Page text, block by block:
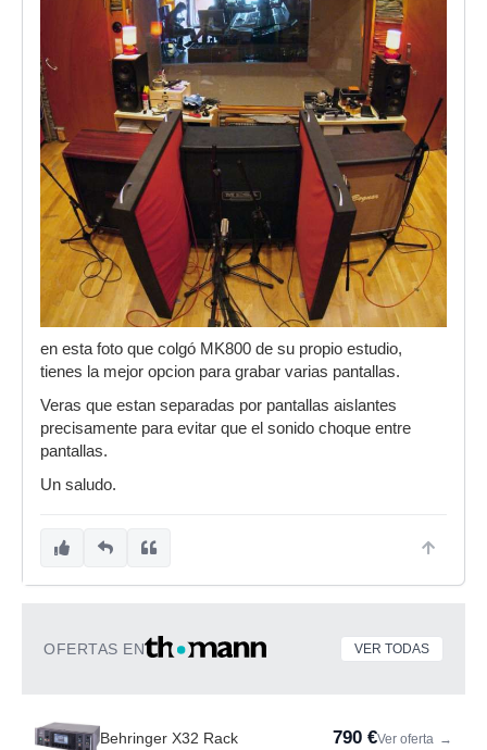
en esta foto que colgó MK800 de su propio estudio,
tienes la mejor opcion para grabar varias pantallas.
Veras que estan separadas por pantallas aislantes
precisamente para evitar que el sonido choque entre
pantallas.
Un saludo.
OFERTAS EN VER TODAS
Behringer X32 Rack 790 €Ver oferta →